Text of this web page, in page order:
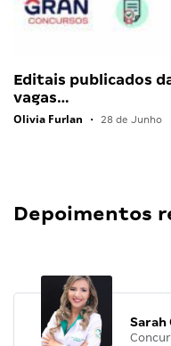
Editais publicados
vagas…
Olivia Furlan • 28 de Junho
Depoimentos
Sarah